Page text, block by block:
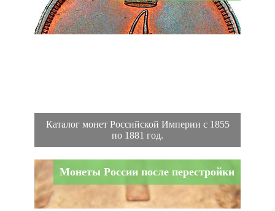
Каталог монет Российской Империи с 1855
по 1881 год.
Монеты России после перестройки